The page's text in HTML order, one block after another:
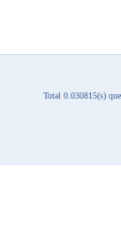
Total 0.030815(s)